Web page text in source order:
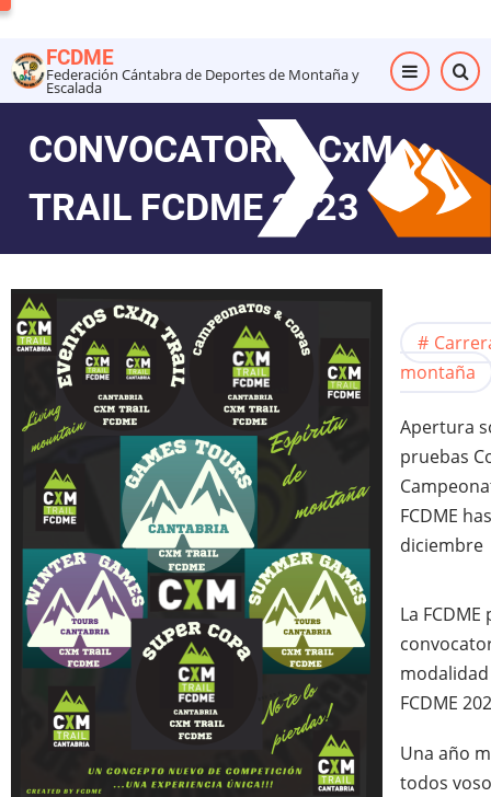
al
contenido
principal
FCDME
Federación Cántabra de Deportes de Montaña y
Escalada
CONVOCATORIA CxM
TRAIL FCDME 2023
montaña
Apertura
pruebas
FCDME
diciembre
La
modalidad
FCDME
Una año
todos